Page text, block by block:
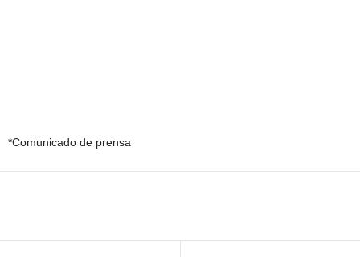
*Comunicado de prensa